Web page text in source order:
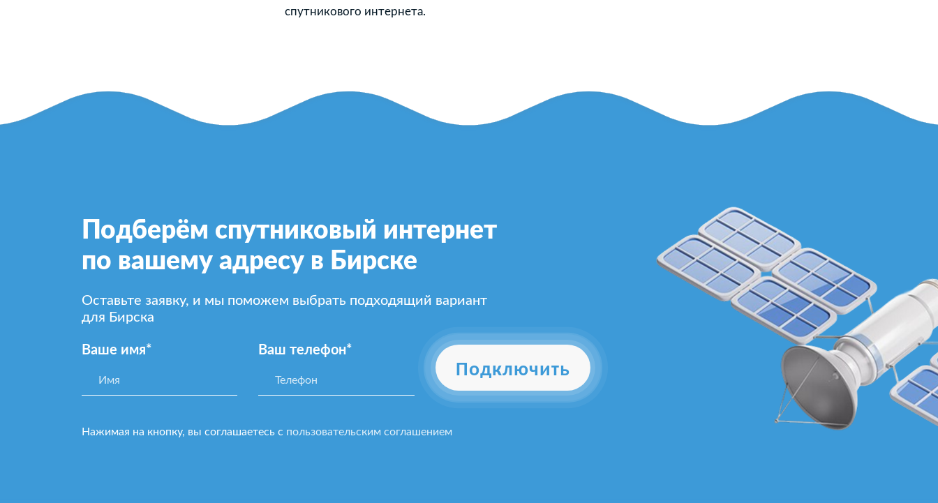
спутникового интернета.
Подберём спутниковый интернет
по вашему адресу в Бирске
Оставьте заявку, и мы поможем выбрать подходящий вариант
для Бирска
Ваше имя* Ваш телефон*
Подключить
Нажимая на кнопку, вы соглашаетесь с пользовательским соглашением